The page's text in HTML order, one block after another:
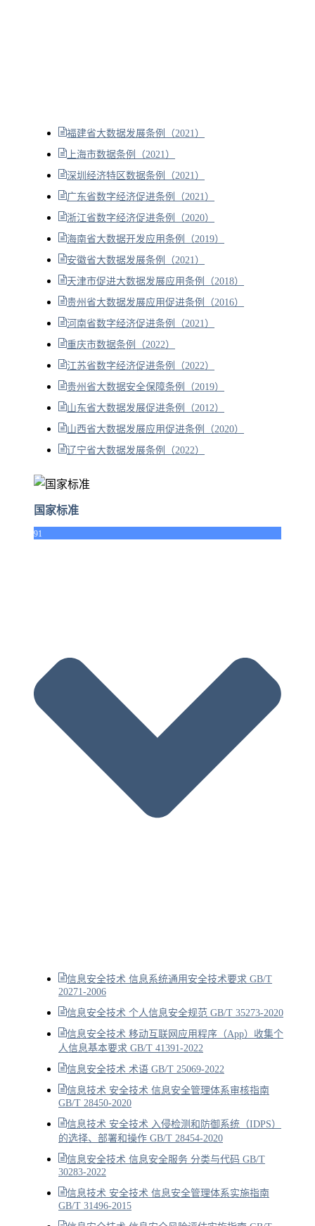
福建省大数据发展条例（2021）
上海市数据条例（2021）
深圳经济特区数据条例（2021）
广东省数字经济促进条例（2021）
浙江省数字经济促进条例（2020）
海南省大数据开发应用条例（2019）
安徽省大数据发展条例（2021）
天津市促进大数据发展应用条例（2018）
贵州省大数据发展应用促进条例（2016）
河南省数字经济促进条例（2021）
重庆市数据条例（2022）
江苏省数字经济促进条例（2022）
贵州省大数据安全保障条例（2019）
山东省大数据发展促进条例（2012）
山西省大数据发展应用促进条例（2020）
辽宁省大数据发展条例（2022）
国家标准
91
信息安全技术 信息系统通用安全技术要求 GB/T
20271-2006
信息安全技术 个人信息安全规范 GB/T 35273-2020
信息安全技术 移动互联网应用程序（App）收集个
人信息基本要求 GB/T 41391-2022
信息安全技术 术语 GB/T 25069-2022
信息技术 安全技术 信息安全管理体系审核指南
GB/T 28450-2020
信息技术 安全技术 入侵检测和防御系统（IDPS）
的选择、部署和操作 GB/T 28454-2020
信息安全技术 信息安全服务 分类与代码 GB/T
30283-2022
信息技术 安全技术 信息安全管理体系实施指南
GB/T 31496-2015